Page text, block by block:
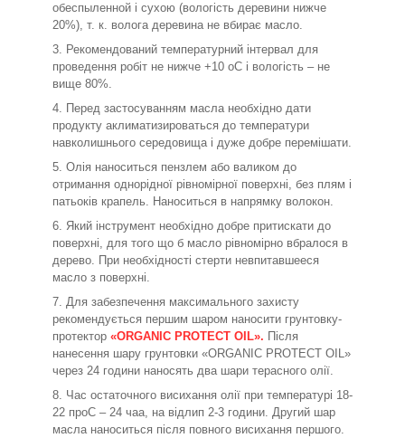
обеспыленной і сухою (вологість деревини нижче
20%), т. к. волога деревина не вбирає масло.
Рекомендований температурний інтервал для
проведення робіт не нижче +10 оС і вологість – не
вище 80%.
Перед застосуванням масла необхідно дати
продукту аклиматизироваться до температури
навколишнього середовища і дуже добре перемішати.
Олія наноситься пензлем або валиком до
отримання однорідної рівномірної поверхні, без плям і
патьоків крапель. Наноситься в напрямку волокон.
Який інструмент необхідно добре притискати до
поверхні, для того що б масло рівномірно вбралося в
дерево. При необхідності стерти невпитавшееся
масло з поверхні.
Для забезпечення максимального захисту
рекомендується першим шаром наносити грунтовку-
протектор «ORGANIC PROTECT OIL». Після
нанесення шару грунтовки «ORGANIC PROTECT OIL»
через 24 години наносять два шари терасного олії.
Час остаточного висихання олії при температурі 18-
22 проС – 24 чаа, на відлип 2-3 години. Другий шар
масла наноситься після повного висихання першого.